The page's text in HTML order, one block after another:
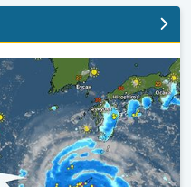
Vetrovi, kiše, talasi. . .